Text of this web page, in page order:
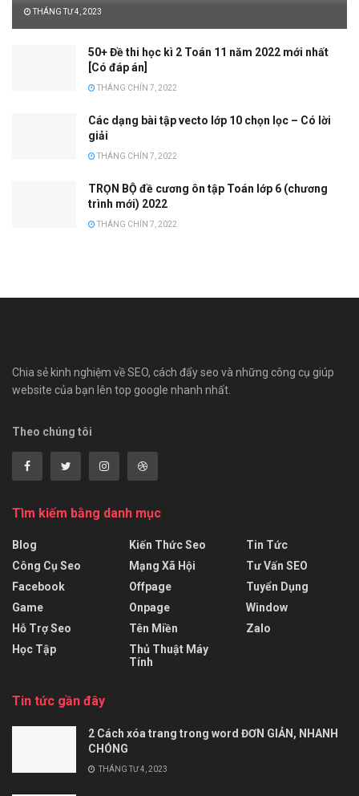
THÁNG TƯ 4, 2023
50+ Đề thi học kì 2 Toán 11 năm 2022 mới nhất
[Có đáp án]
THÁNG CHÍN 7, 2022
Các dạng bài tập vecto lớp 10 chọn lọc – Có lời
giải
THÁNG CHÍN 7, 2022
TRỌN BỘ đề cương ôn tập Toán lớp 6 (chương
trình mới) 2022
THÁNG CHÍN 7, 2022
Chia sẻ kinh nghiệm về SEO, cách đẩy seo và những công cụ giúp
website của bạn lên top google nhanh nhất.
Theo chúng tôi
Tìm kiếm bằng danh mục
Blog
Công Cụ Seo
Facebook
Game
Hỗ Trợ Seo
Học Tập
Kiến Thức Seo
Mạng Xã Hội
Offpage
Onpage
Tên Miền
Thủ Thuật Máy
Tính
Tin Tức
Tư Vấn SEO
Tuyển Dụng
Window
Zalo
Tin tức gần đây
2 Cách xóa trang trong word ĐƠN GIẢN, NHANH
CHÓNG
THÁNG TƯ 4, 2023